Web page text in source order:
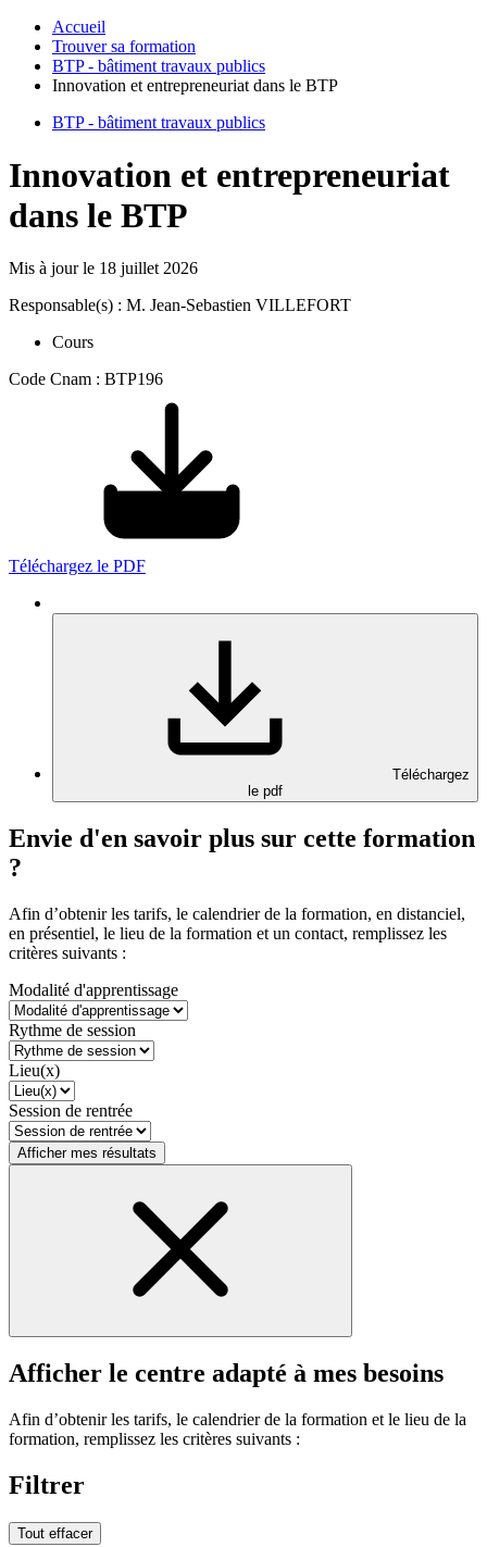
Accueil
Trouver sa formation
BTP - bâtiment travaux publics
Innovation et entrepreneuriat dans le BTP
BTP - bâtiment travaux publics
Innovation et entrepreneuriat
dans le BTP
Mis à jour le 18 juillet 2026
Responsable(s) : M. Jean-Sebastien VILLEFORT
Cours
Code Cnam : BTP196
Téléchargez le PDF
Téléchargez
le pdf
Envie d'en savoir plus sur cette formation
?
Afin d’obtenir les tarifs, le calendrier de la formation, en distanciel,
en présentiel, le lieu de la formation et un contact, remplissez les
critères suivants :
Modalité d'apprentissage
Rythme de session
Lieu(x)
Session de rentrée
Afficher mes résultats
Afficher le centre adapté à mes besoins
Afin d’obtenir les tarifs, le calendrier de la formation et le lieu de la
formation, remplissez les critères suivants :
Filtrer
Tout effacer